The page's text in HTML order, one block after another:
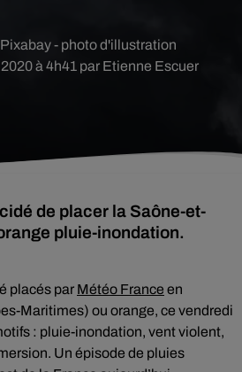
à 4h41 par Etienne Escuer
Pixabay - photo d'illustration
de placer la Saône-et-
pluie-inondation.
placés par Météo France en
Maritimes) ou orange, ce vendredi
: pluie-inondation, vent violent,
Un épisode de pluies